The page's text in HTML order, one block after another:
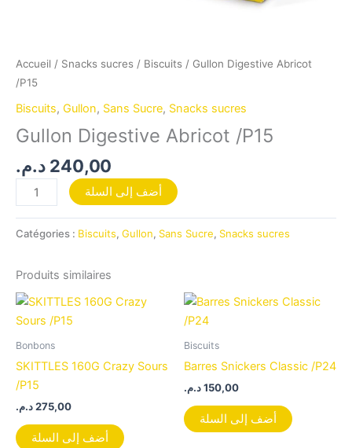
Accueil / Snacks sucres / Biscuits / Gullon Digestive Abricot
/P15
Biscuits, Gullon, Sans Sucre, Snacks sucres
Gullon Digestive Abricot /P15
240,00 د.م.
أضف إلى السلة
Catégories : Biscuits, Gullon, Sans Sucre, Snacks sucres
Produits similaires
Bonbons
SKITTLES 160G Crazy Sours
/P15
275,00د.م.
أضف إلى السلة
Biscuits
Barres Snickers Classic /P24
150,00د.م.
أضف إلى السلة